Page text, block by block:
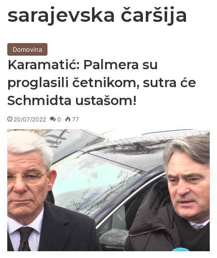
sarajevska čaršija
Domovina
Karamatić: Palmera su
proglasili četnikom, sutra će
Schmidta ustašom!
20/07/2022 0 77